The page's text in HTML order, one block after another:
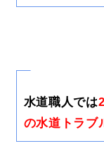
水道職人では
の水道トラブ